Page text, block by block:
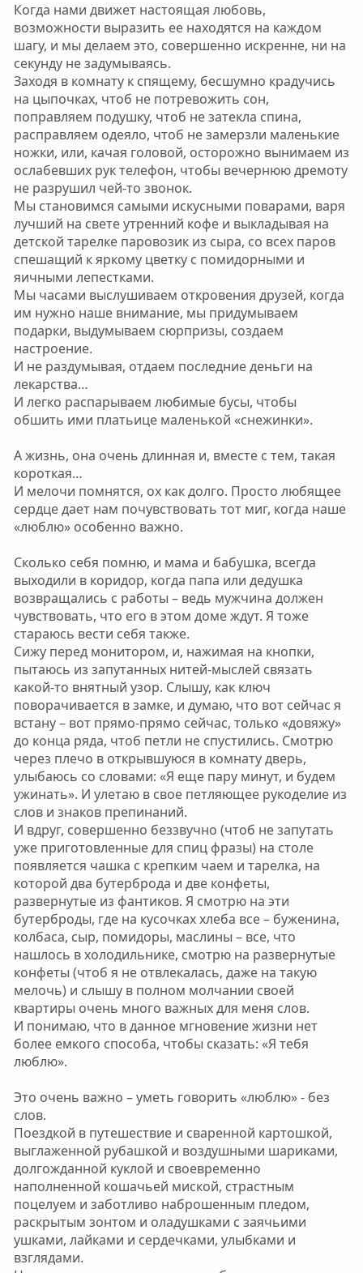
Когда нами движет настоящая любовь,
возможности выразить ее находятся на каждом
шагу, и мы делаем это, совершенно искренне, ни на
секунду не задумываясь.
Заходя в комнату к спящему, бесшумно крадучись
на цыпочках, чтоб не потревожить сон,
поправляем подушку, чтоб не затекла спина,
расправляем одеяло, чтоб не замерзли маленькие
ножки, или, качая головой, осторожно вынимаем из
ослабевших рук телефон, чтобы вечернюю дремоту
не разрушил чей-то звонок.
Мы становимся самыми искусными поварами, варя
лучший на свете утренний кофе и выкладывая на
детской тарелке паровозик из сыра, со всех паров
спешащий к яркому цветку с помидорными и
яичными лепестками.
Мы часами выслушиваем откровения друзей, когда
им нужно наше внимание, мы придумываем
подарки, выдумываем сюрпризы, создаем
настроение.
И не раздумывая, отдаем последние деньги на
лекарства…
И легко распарываем любимые бусы, чтобы
обшить ими платьице маленькой «снежинки».
А жизнь, она очень длинная и, вместе с тем, такая
короткая…
И мелочи помнятся, ох как долго. Просто любящее
сердце дает нам почувствовать тот миг, когда наше
«люблю» особенно важно.
Сколько себя помню, и мама и бабушка, всегда
выходили в коридор, когда папа или дедушка
возвращались с работы – ведь мужчина должен
чувствовать, что его в этом доме ждут. Я тоже
стараюсь вести себя также.
Сижу перед монитором, и, нажимая на кнопки,
пытаюсь из запутанных нитей-мыслей связать
какой-то внятный узор. Слышу, как ключ
поворачивается в замке, и думаю, что вот сейчас я
встану – вот прямо-прямо сейчас, только «довяжу»
до конца ряда, чтоб петли не спустились. Смотрю
через плечо в открывшуюся в комнату дверь,
улыбаюсь со словами: «Я еще пару минут, и будем
ужинать». И улетаю в свое петляющее рукоделие из
слов и знаков препинаний.
И вдруг, совершенно беззвучно (чтоб не запутать
уже приготовленные для спиц фразы) на столе
появляется чашка с крепким чаем и тарелка, на
которой два бутерброда и две конфеты,
развернутые из фантиков. Я смотрю на эти
бутерброды, где на кусочках хлеба все – буженина,
колбаса, сыр, помидоры, маслины – все, что
нашлось в холодильнике, смотрю на развернутые
конфеты (чтоб я не отвлекалась, даже на такую
мелочь) и слышу в полном молчании своей
квартиры очень много важных для меня слов.
И понимаю, что в данное мгновение жизни нет
более емкого способа, чтобы сказать: «Я тебя
люблю».
Это очень важно – уметь говорить «люблю» - без
слов.
Поездкой в путешествие и сваренной картошкой,
выглаженной рубашкой и воздушными шариками,
долгожданной куклой и своевременно
наполненной кошачьей миской, страстным
поцелуем и заботливо наброшенным пледом,
раскрытым зонтом и оладушками с заячьими
ушками, лайками и сердечками, улыбками и
взглядами.